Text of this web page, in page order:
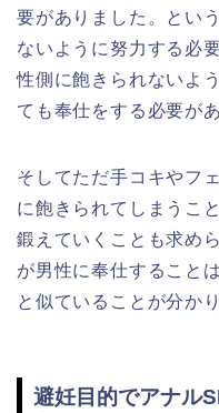
要がありました。とい
ないように努力する必
性側に飽きられないよ
ても奉仕をする必要が
そしてただ手コキやフ
に飽きられてしまうこ
鍛えていくことも求め
が男性に奉仕すること
と似ていることが分か
避妊目的でアナル